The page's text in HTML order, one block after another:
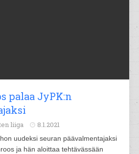
palaa JyPK:n
liiga 8.1.2021
uudeksi seuran päävalmentajaksi
ja hän aloittaa tehtävässään